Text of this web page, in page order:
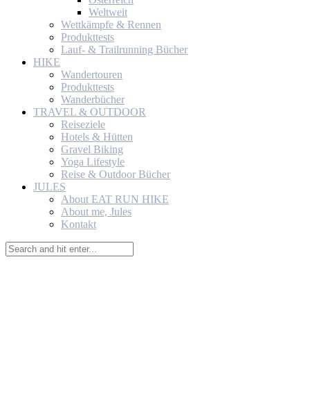
Weltweit
Wettkämpfe & Rennen
Produkttests
Lauf- & Trailrunning Bücher
HIKE
Wandertouren
Produkttests
Wanderbücher
TRAVEL & OUTDOOR
Reiseziele
Hotels & Hütten
Gravel Biking
Yoga Lifestyle
Reise & Outdoor Bücher
JULES
About EAT RUN HIKE
About me, Jules
Kontakt